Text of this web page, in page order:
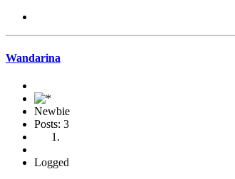
Wandarina
Newbie
Posts: 3
Logged